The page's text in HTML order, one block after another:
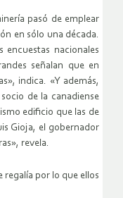
pasó de emplear
en sólo una década.
encuestas nacionales
señalan que en
indica. «Y además,
de la canadiense
edificio que las de
Gioja, el gobernador
revela.
regalía por lo que ellos